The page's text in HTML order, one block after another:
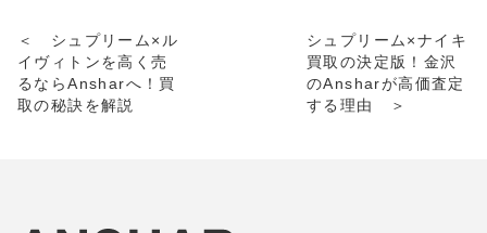
＜ シュプリーム×ル
イヴィトンを高く売
るならAnsharへ！買
取の秘訣を解説
シュプリーム×ナイキ
買取の決定版！金沢
のAnsharが高価査定
する理由 ＞